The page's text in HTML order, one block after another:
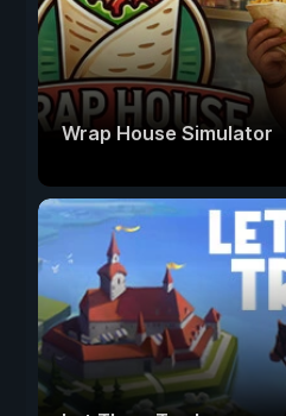
Wrap House Simulator